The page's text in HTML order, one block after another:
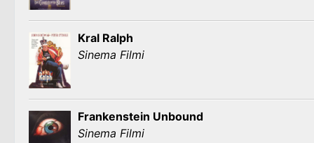
Kral Ralph
Sinema Filmi
Frankenstein Unbound
Sinema Filmi